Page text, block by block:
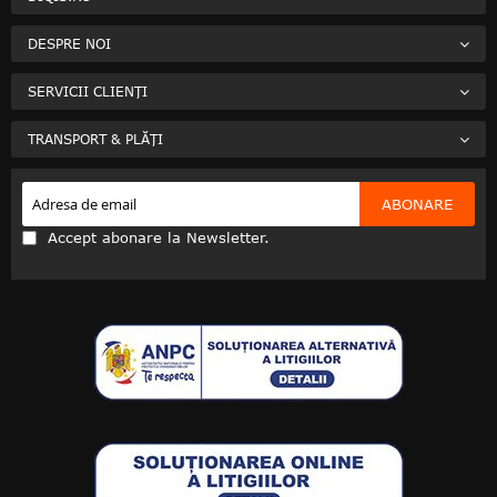
DESPRE NOI
SERVICII CLIENȚI
TRANSPORT & PLĂȚI
ABONARE
Accept abonare la Newsletter.